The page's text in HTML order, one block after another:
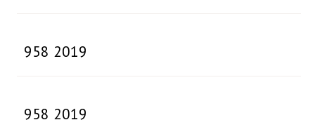
958 2019
958 2019